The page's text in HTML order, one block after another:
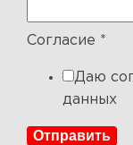
Согласие *
Даю
данных
Отправить